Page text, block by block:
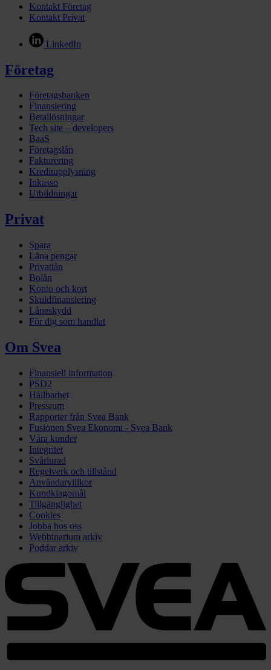
Kontakt Företag
Kontakt Privat
LinkedIn
Företag
Företagsbanken
Finansiering
Betallösningar
Tech site – developers
BaaS
Företagslån
Fakturering
Kreditupplysning
Inkasso
Utbildningar
Privat
Spara
Låna pengar
Privatlån
Bolån
Konto och kort
Skuldfinansiering
Låneskydd
För dig som handlat
Om Svea
Finansiell information
PSD2
Hållbarhet
Pressrum
Rapporter från Svea Bank
Fusionen Svea Ekonomi - Svea Bank
Våra kunder
Integritet
Svårlurad
Regelverk och tillstånd
Användarvillkor
Kundklagomål
Tillgänglighet
Cookies
Jobba hos oss
Webbinarium arkiv
Poddar arkiv